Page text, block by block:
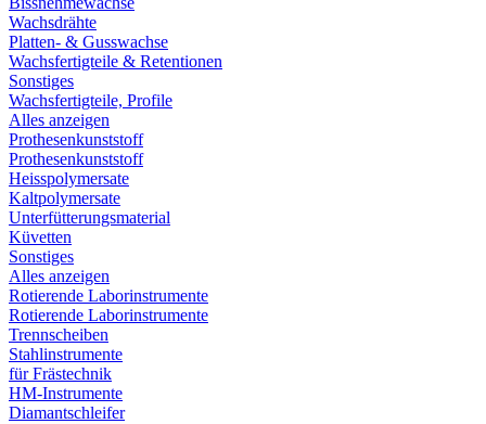
Wachsdrähte
Platten- & Gusswachse
Wachsfertigteile & Retentionen
Sonstiges
Wachsfertigteile, Profile
Alles anzeigen
Prothesenkunststoff
Prothesenkunststoff
Heisspolymersate
Kaltpolymersate
Unterfütterungsmaterial
Küvetten
Sonstiges
Alles anzeigen
Rotierende Laborinstrumente
Rotierende Laborinstrumente
Trennscheiben
Stahlinstrumente
für Frästechnik
HM-Instrumente
Diamantschleifer